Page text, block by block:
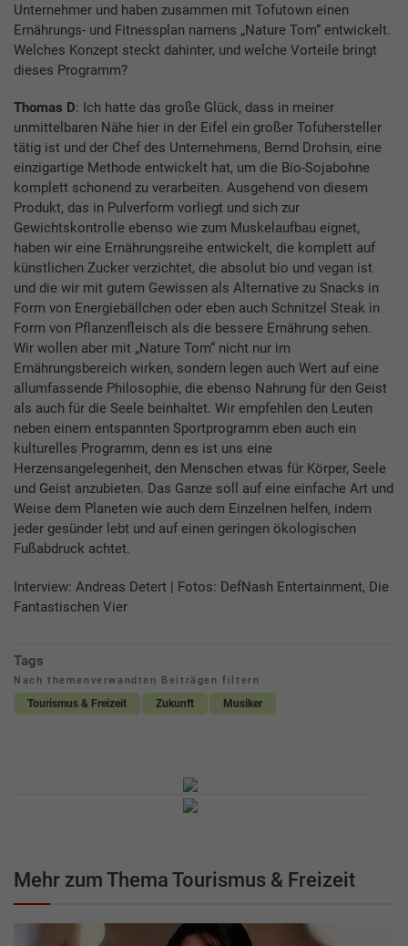
Unternehmer und haben zusammen mit Tofutown einen
Ernährungs- und Fitnessplan namens „Nature Tom“ entwickelt.
Welches Konzept steckt dahinter, und welche Vorteile bringt
dieses Programm?
Thomas D: Ich hatte das große Glück, dass in meiner
unmittelbaren Nähe hier in der Eifel ein großer Tofuhersteller
tätig ist und der Chef des Unternehmens, Bernd Drohsin, eine
einzigartige Methode entwickelt hat, um die Bio-Sojabohne
komplett schonend zu verarbeiten. Ausgehend von diesem
Produkt, das in Pulverform vorliegt und sich zur
Gewichtskontrolle ebenso wie zum Muskelaufbau eignet,
haben wir eine Ernährungsreihe entwickelt, die komplett auf
künstlichen Zucker verzichtet, die absolut bio und vegan ist
und die wir mit gutem Gewissen als Alternative zu Snacks in
Form von Energiebällchen oder eben auch Schnitzel Steak in
Form von Pflanzenfleisch als die bessere Ernährung sehen.
Wir wollen aber mit „Nature Tom“ nicht nur im
Ernährungsbereich wirken, sondern legen auch Wert auf eine
allumfassende Philosophie, die ebenso Nahrung für den Geist
als auch für die Seele beinhaltet. Wir empfehlen den Leuten
neben einem entspannten Sportprogramm eben auch ein
kulturelles Programm, denn es ist uns eine
Herzensangelegenheit, den Menschen etwas für Körper, Seele
und Geist anzubieten. Das Ganze soll auf eine einfache Art und
Weise dem Planeten wie auch dem Einzelnen helfen, indem
jeder gesünder lebt und auf einen geringen ökologischen
Fußabdruck achtet.
Interview: Andreas Detert | Fotos: DefNash Entertainment, Die
Fantastischen Vier
Tags
Nach themenverwandten Beiträgen filtern
Tourismus & Freizeit Zukunft Musiker
Mehr zum Thema Tourismus & Freizeit